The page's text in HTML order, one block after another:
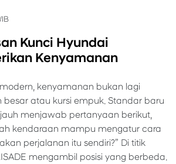
Kunci Hyundai
Kenyamanan
kenyamanan bukan lagi
besar atau kursi empuk. Standar baru
menjawab pertanyaan berikut,
kendaraan mampu mengatur cara
perjalanan itu sendiri?” Di titik
mengambil posisi yang berbeda.